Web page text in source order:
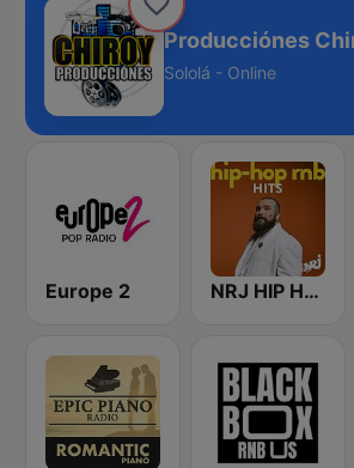
Producciónes
Sololá - Online
Europe 2 NRJ HIP HOP RNB HITS